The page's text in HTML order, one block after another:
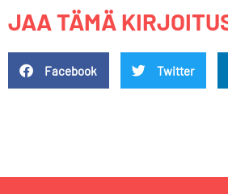
JAA TÄMÄ
Facebook Twitter